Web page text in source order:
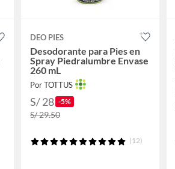
DEO PIES
Desodorante para Pies en
Spray Piedralumbre Envase
260 mL
Por TOTTUS
S/ 28 -5%
S/ 29.50
(12)